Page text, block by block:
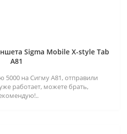
Sigma Mobile X-style Tab
A81
5000 на Сигму А81, отправили
работает, можете брать,